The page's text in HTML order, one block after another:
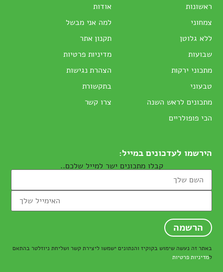
ראשונות
צמחוני
ללא גלוטן
שבועות
מתכוני ירקות
טבעוני
מתכונים לראש השנה
הכי פופולריים
אודות
למה אני מבשל
תקנון אתר
מדיניות פרטיות
הצהרת נגישות
בתקשורת
צרו קשר
הירשמו לעדכונים במייל:
קבלו מתכונים ישר למייל שלכם..
באתר זה נעשה שימוש בקוקיז והנתונים ישמשו ליצירת קשר ושליחת ניוזלטר בהתאם
למדיניות פרטיות